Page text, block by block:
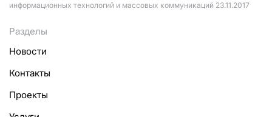
информационных технологий и массовых коммуникаций 23.11.2017
Разделы
Новости
Контакты
Проекты